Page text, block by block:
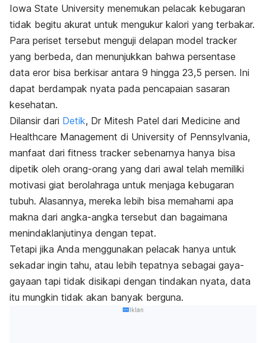
Iowa State University menemukan pelacak kebugaran
tidak begitu akurat untuk mengukur kalori yang terbakar.
Para periset tersebut menguji delapan model tracker
yang berbeda, dan menunjukkan bahwa persentase
data eror bisa berkisar antara 9 hingga 23,5 persen. Ini
dapat berdampak nyata pada pencapaian sasaran
kesehatan.
Dilansir dari Detik, Dr Mitesh Patel dari Medicine and
Healthcare Management di University of Pennsylvania,
manfaat dari fitness tracker sebenarnya hanya bisa
dipetik oleh orang-orang yang dari awal telah memiliki
motivasi giat berolahraga untuk menjaga kebugaran
tubuh. Alasannya, mereka lebih bisa memahami apa
makna dari angka-angka tersebut dan bagaimana
menindaklanjutinya dengan tepat.
Tetapi jika Anda menggunakan pelacak hanya untuk
sekadar ingin tahu, atau lebih tepatnya sebagai gaya-
gayaan tapi tidak disikapi dengan tindakan nyata, data
itu mungkin tidak akan banyak berguna.
Iklan